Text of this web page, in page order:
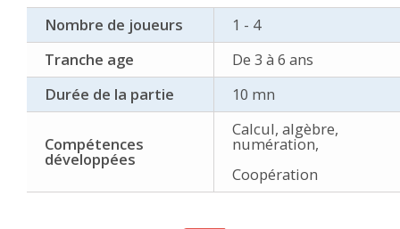
Nombre de joueurs
1 - 4
Tranche age
De 3 à 6 ans
Durée de la partie
10 mn
Compétences
développées
Calcul, algèbre,
numération,
Coopération